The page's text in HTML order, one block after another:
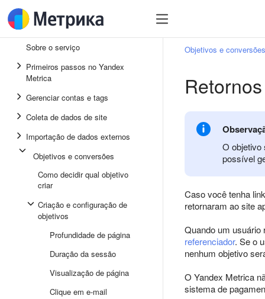
Sobre o serviço
Primeiros passos no Yandex
Metrica
Gerenciar contas e tags
Coleta de dados de site
Importação de dados externos
Objetivos e conversões
Como decidir qual objetivo
criar
Criação e configuração de
objetivos
Profundidade de página
Duração da sessão
Visualização de página
Clique em e-mail
Objetivos e conversões
O objetivo
possível
Caso você tenha
retornaram ao site
Quando um usuário
referenciador. Se o
nenhum objetivo
O Yandex Metrica
sistema de